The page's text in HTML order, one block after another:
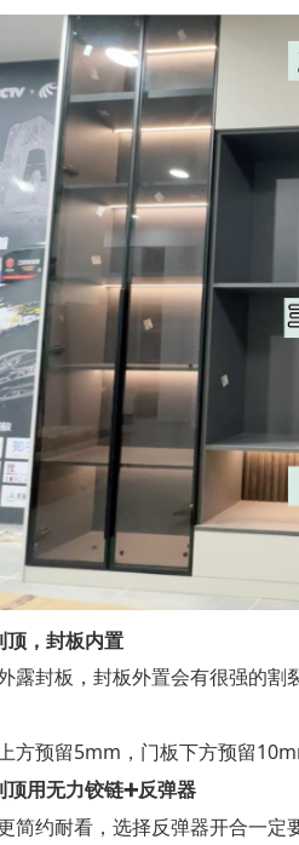
顶，封板内置
露封板，封板外置会有很强的割
方预留5mm ，门板下方预留
顶用无力铰链➕反弹器
简约耐看，选择反弹器开合一定